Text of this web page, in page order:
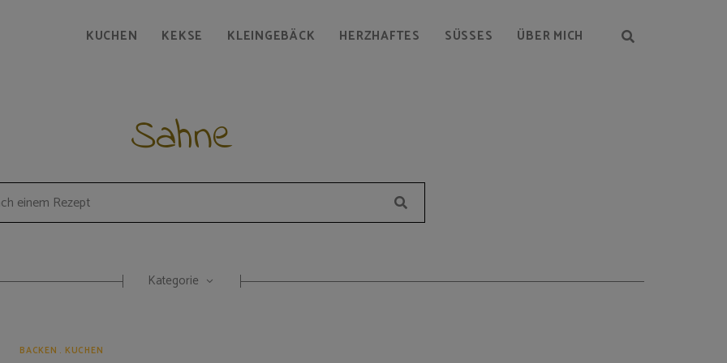
KUCHEN KEKSE KLEINGEBÄCK HERZHAFTES SÜSSES ÜBER MICH
Sahne
Suchen
Kategorie
BACKEN KUCHEN